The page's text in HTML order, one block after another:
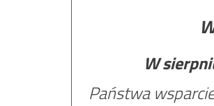
W
Państwa